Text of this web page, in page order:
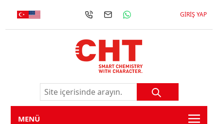
GIRIŞ YAP
MENÜ